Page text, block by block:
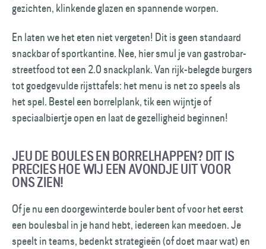
gezichten, klinkende glazen en spannende worpen.
En laten we het eten niet vergeten! Dit is geen standaard
snackbar of sportkantine. Nee, hier smul je van gastrobar-
streetfood tot een 2.0 snackplank. Van rijk-belegde burgers
tot goedgevulde rijsttafels: het menu is net zo speels als
het spel. Bestel een borrelplank, tik een wijntje of
speciaalbiertje open en laat de gezelligheid beginnen!
JEU DE BOULES EN BORRELHAPPEN? DIT IS
PRECIES HOE WIJ EEN AVONDJE UIT VOOR
ONS ZIEN!
Of je nu een doorgewinterde bouler bent of voor het eerst
een boulesbal in je hand hebt, iedereen kan meedoen. Je
speelt in teams, bedenkt strategieën (of doet maar wat) en